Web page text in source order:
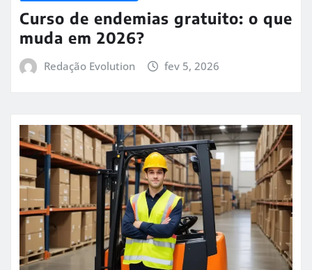
Curso de endemias gratuito: o que
muda em 2026?
Redação Evolution fev 5, 2026